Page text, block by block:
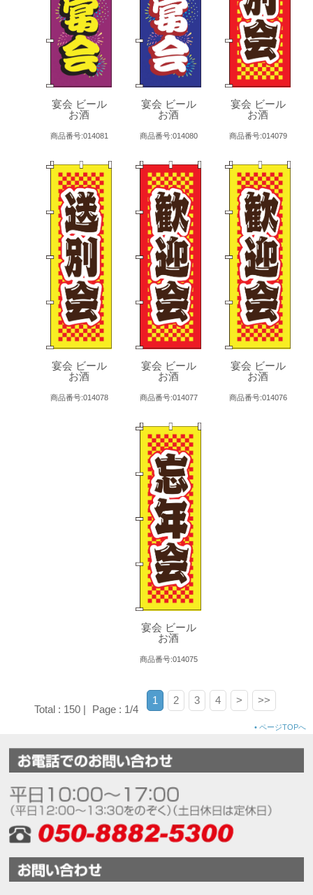
宴会 ビール
お酒
商品番号:014081
宴会 ビール
お酒
商品番号:014080
宴会 ビール
お酒
商品番号:014079
宴会 ビール
お酒
商品番号:014078
宴会 ビール
お酒
商品番号:014077
宴会 ビール
お酒
商品番号:014076
宴会 ビール
お酒
商品番号:014075
Total : 150 | Page : 1/4
1 2 3 4 > >>
• ページTOPへ